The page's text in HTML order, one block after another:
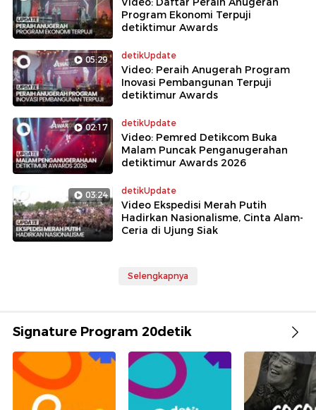
Program Ekonomi Terpuji
detiktimur Awards
05:29 detikUpdate
Video: Peraih Anugerah Program
Inovasi Pembangunan Terpuji
detiktimur Awards
02:17 detikUpdate
Video: Pemred Detikcom Buka
Malam Puncak Penganugerahan
detiktimur Awards 2026
03:24 detikUpdate
Video Ekspedisi Merah Putih
Hadirkan Nasionalisme, Cinta Alam-
Ceria di Ujung Siak
Selengkapnya
Signature Program 20detik